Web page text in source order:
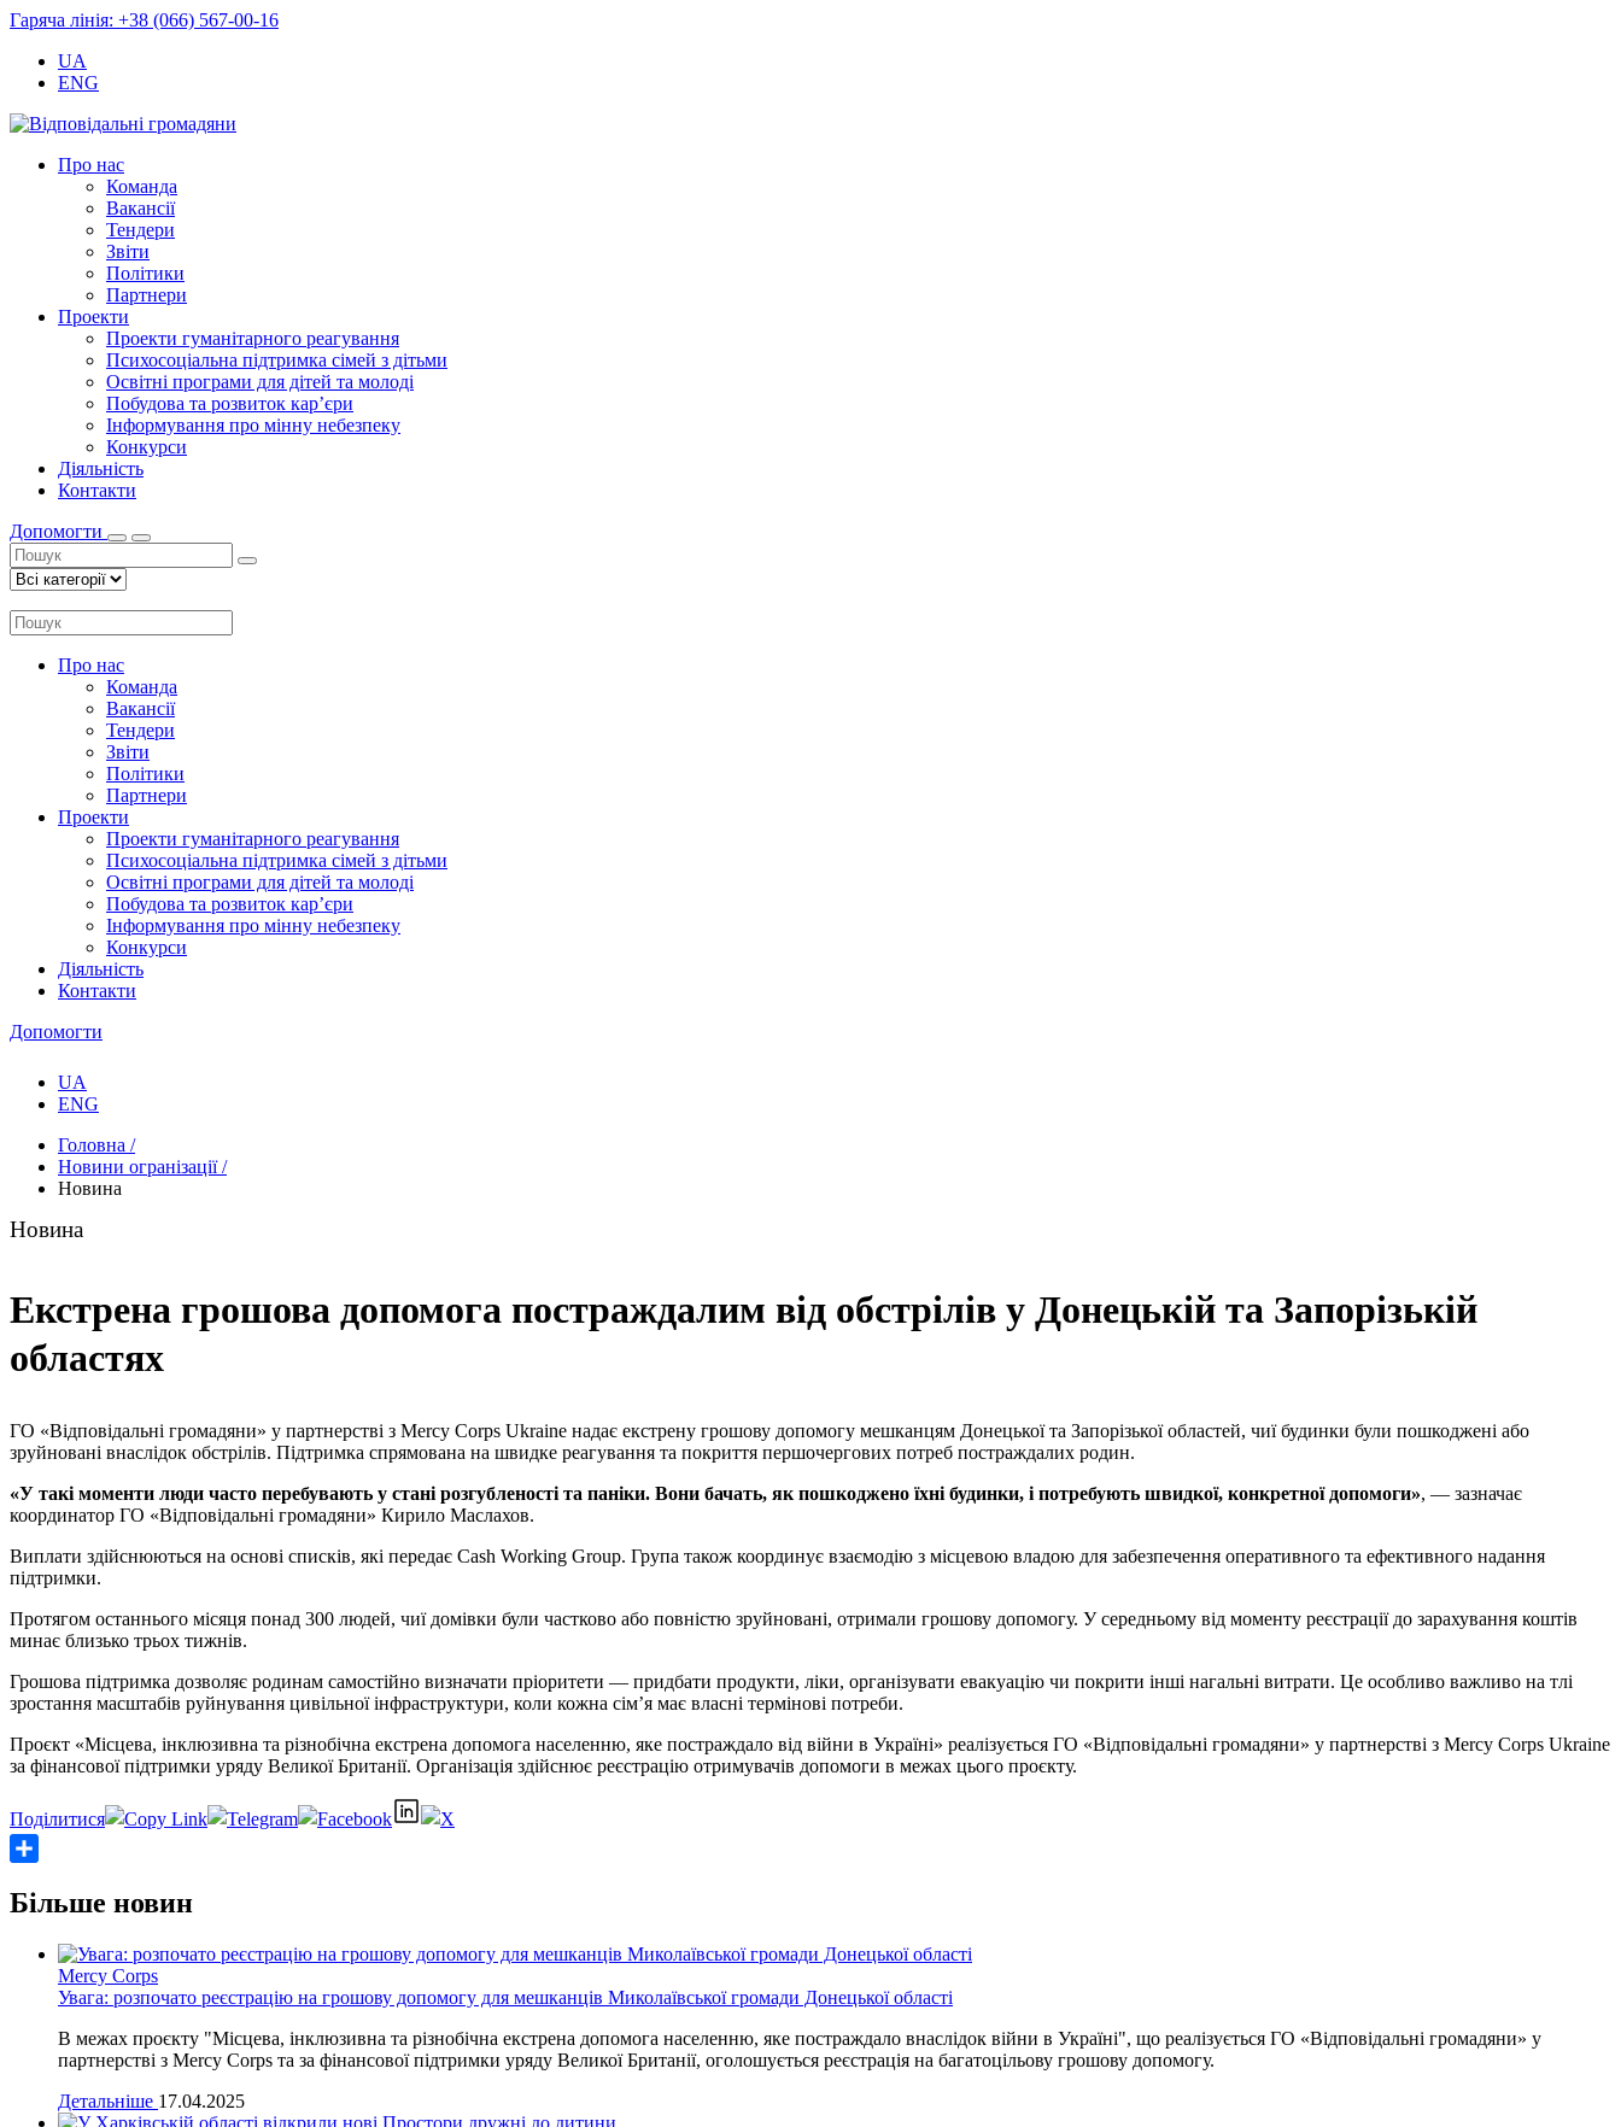
Гаряча лінія: +38 (066) 567-00-16
UA
ENG
Про нас
Команда
Вакансії
Тендери
Звіти
Політики
Партнери
Проекти
Проекти гуманітарного реагування
Психосоціальна підтримка сімей з дітьми
Освітні програми для дітей та молоді
Побудова та розвиток кар’єри
Інформування про мінну небезпеку
Конкурси
Діяльність
Контакти
Допомогти
Про нас
Команда
Вакансії
Тендери
Звіти
Політики
Партнери
Проекти
Проекти гуманітарного реагування
Психосоціальна підтримка сімей з дітьми
Освітні програми для дітей та молоді
Побудова та розвиток кар’єри
Інформування про мінну небезпеку
Конкурси
Діяльність
Контакти
Допомогти
UA
ENG
Головна /
Новини огранізації /
Новина
Новина
Екстрена грошова допомога постраждалим від обстрілів у Донецькій та Запорізькій
областях
ГО «Відповідальні громадяни» у партнерстві з Mercy Corps Ukraine надає екстрену грошову допомогу мешканцям Донецької та Запорізької областей, чиї будинки були пошкоджені або
зруйновані внаслідок обстрілів. Підтримка спрямована на швидке реагування та покриття першочергових потреб постраждалих родин.
«У такі моменти люди часто перебувають у стані розгубленості та паніки. Вони бачать, як пошкоджено їхні будинки, і потребують швидкої, конкретної допомоги», — зазначає
координатор ГО «Відповідальні громадяни» Кирило Маслахов.
Виплати здійснюються на основі списків, які передає Cash Working Group. Група також координує взаємодію з місцевою владою для забезпечення оперативного та ефективного надання
підтримки.
Протягом останнього місяця понад 300 людей, чиї домівки були частково або повністю зруйновані, отримали грошову допомогу. У середньому від моменту реєстрації до зарахування коштів
минає близько трьох тижнів.
Грошова підтримка дозволяє родинам самостійно визначати пріоритети — придбати продукти, ліки, організувати евакуацію чи покрити інші нагальні витрати. Це особливо важливо на тлі
зростання масштабів руйнування цивільної інфраструктури, коли кожна сім’я має власні термінові потреби.
Проєкт «Місцева, інклюзивна та різнобічна екстрена допомога населенню, яке постраждало від війни в Україні» реалізується ГО «Відповідальні громадяни» у партнерстві з Mercy Corps Ukraine
за фінансової підтримки уряду Великої Британії. Організація здійснює реєстрацію отримувачів допомоги в межах цього проєкту.
Більше новин
Mercy Corps
Увага: розпочато реєстрацію на грошову допомогу для мешканців Миколаївської громади Донецької області
В межах проєкту "Місцева, інклюзивна та різнобічна екстрена допомога населенню, яке постраждало внаслідок війни в Україні", що реалізується ГО «Відповідальні громадяни» у
партнерстві з Mercy Corps та за фінансової підтримки уряду Великої Британії, оголошується реєстрація на багатоцільову грошову допомогу.
Детальніше 17.04.2025